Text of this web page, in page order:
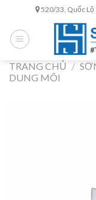
content
520/33, Quốc Lộ
TRANG CHỦ /
DUNG MÔI